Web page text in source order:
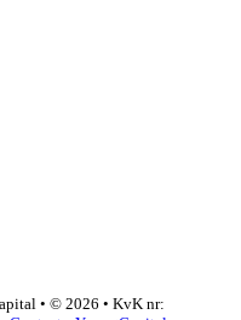
• © 2026 • KvK nr: